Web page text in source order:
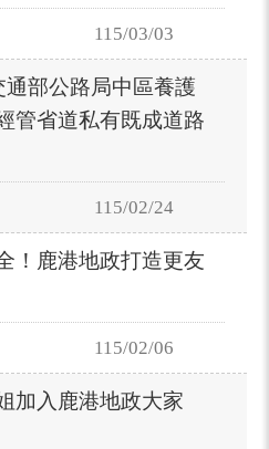
115/03/03
通部公路局中區養護
管省道私有既成道路
115/02/24
！鹿港地政打造更友
115/02/06
加入鹿港地政大家